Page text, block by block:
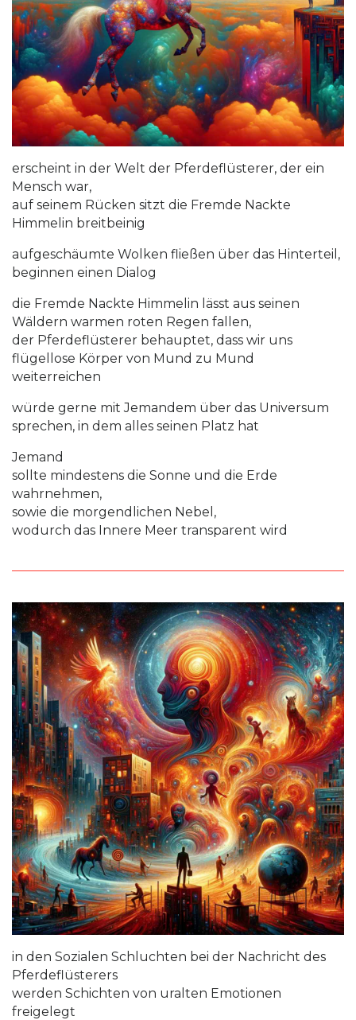
erscheint in der Welt der Pferdeflüsterer, der ein
Mensch war,
auf seinem Rücken sitzt die Fremde Nackte
Himmelin breitbeinig
aufgeschäumte Wolken fließen über das Hinterteil,
beginnen einen Dialog
die Fremde Nackte Himmelin lässt aus seinen
Wäldern warmen roten Regen fallen,
der Pferdeflüsterer behauptet, dass wir uns
flügellose Körper von Mund zu Mund
weiterreichen
würde gerne mit Jemandem über das Universum
sprechen, in dem alles seinen Platz hat
Jemand
sollte mindestens die Sonne und die Erde
wahrnehmen,
sowie die morgendlichen Nebel,
wodurch das Innere Meer transparent wird
in den Sozialen Schluchten bei der Nachricht des
Pferdeflüsterers
werden Schichten von uralten Emotionen
freigelegt